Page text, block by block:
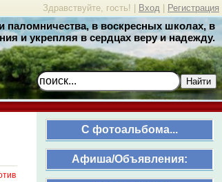
Здравствуйте, гость! | Вход Регистрация
паломничества, в воскресных школах, в
и укрепляя в сердцах веру и надежду.
Найти
C фотоальбома...
Афиша/Объявления: